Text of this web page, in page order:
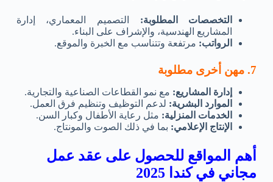
التخصصات المطلوبة: التصميم المعماري، إدارة
المشاريع الهندسية، والإشراف على البناء.
الرواتب: مرتفعة وتتناسب مع الخبرة والموقع.
7. مهن أخرى مطلوبة
إدارة المشاريع: مع نمو القطاعات الصناعية والتجارية.
الموارد البشرية: لدعم التوظيف وتنظيم فرق العمل.
الخدمات المنزلية: مثل رعاية الأطفال وكبار السن.
الإنتاج الإعلامي: بما في ذلك الصوت والمونتاج.
أهم المواقع للحصول على عقد عمل
مجاني في كندا 2025